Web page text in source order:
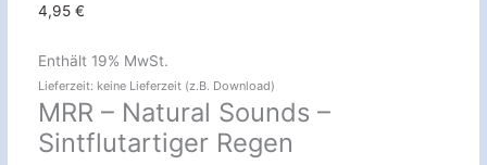
4,95 €
Enthält 19% MwSt.
Lieferzeit: keine Lieferzeit (z.B. Download)
MRR – Natural Sounds –
Sintflutartiger Regen